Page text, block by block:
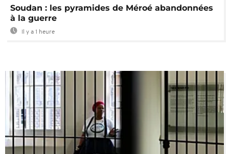
Soudan : les pyramides de Méroé abandonnées
à la guerre
Il y a 1 heure